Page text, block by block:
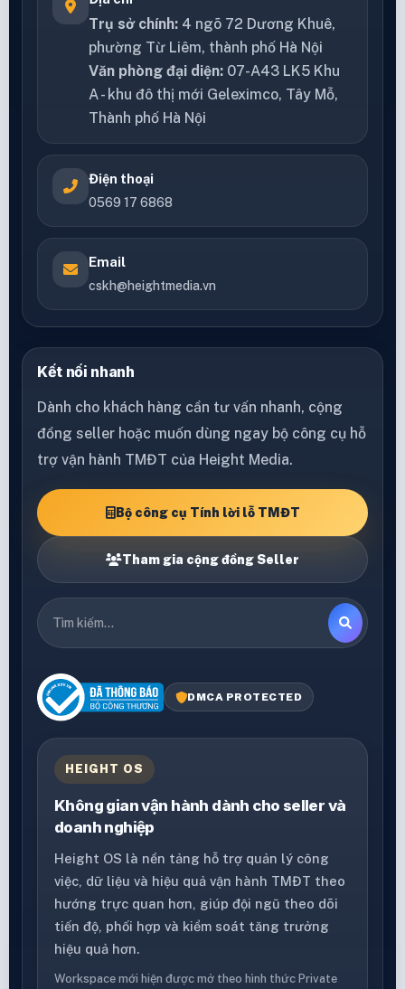
Trụ sở chính: 4 ngõ 72 Dương Khuê,
phường Từ Liêm, thành phố Hà Nội
Văn phòng đại diện: 07-A43 LK5 Khu
A - khu đô thị mới Geleximco, Tây Mỗ,
Thành phố Hà Nội
Điện thoại
0569 17 6868
Email
cskh@heightmedia.vn
Kết nối nhanh
Dành cho khách hàng cần tư vấn nhanh, cộng
đồng seller hoặc muốn dùng ngay bộ công cụ hỗ
trợ vận hành TMĐT của Height Media.
Bộ công cụ Tính lời lỗ TMĐT
Tham gia cộng đồng Seller
DMCA PROTECTED
HEIGHT OS
Không gian vận hành dành cho seller và
doanh nghiệp
Height OS là nền tảng hỗ trợ quản lý công
việc, dữ liệu và hiệu quả vận hành TMĐT theo
hướng trực quan hơn, giúp đội ngũ theo dõi
tiến độ, phối hợp và kiểm soát tăng trưởng
hiệu quả hơn.
Workspace mới hiện được mở theo hình thức Private